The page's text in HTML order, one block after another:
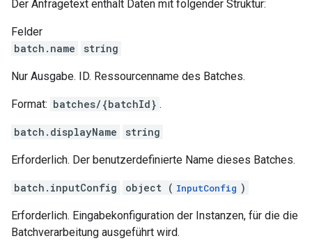
Der Anfragetext enthält Daten mit folgender Struktur:
Felder
batch.name
string
Nur Ausgabe. ID. Ressourcenname des Batches.
Format: batches/{batchId} .
batch.displayName string
Erforderlich. Der benutzerdefinierte Name dieses Batches.
batch.inputConfig object ( InputConfig )
Erforderlich. Eingabekonfiguration der Instanzen, für die die
Batchverarbeitung ausgeführt wird.